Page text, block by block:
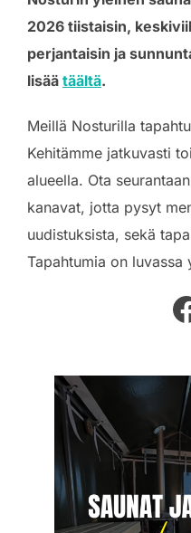
2026 tiistaisin,
perjantaisin ja
lisää täältä.
Meillä Nosturilla
Kehitämme jatkuvasti
alueella. Ota
kanavat, jotta pysyt
uudistuksista, sekä
Tapahtumia on luvassa